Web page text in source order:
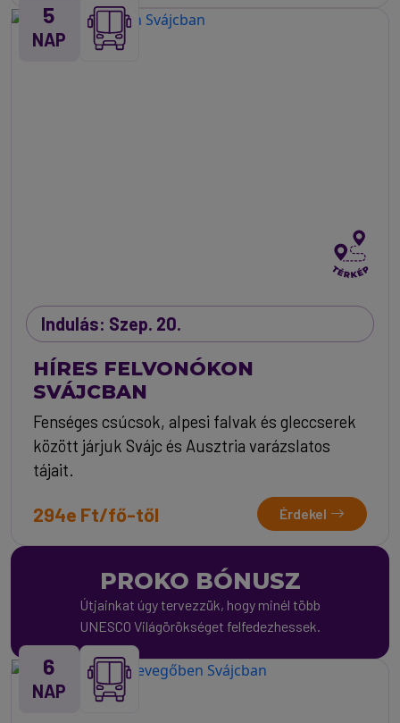
5
NAP
Indulás: Szep. 20.
HÍRES FELVONÓKON
SVÁJCBAN
Fenséges csúcsok, alpesi falvak és gleccserek
között járjuk Svájc és Ausztria varázslatos
tájait.
294e Ft/fő-től Érdekel
PROKO BÓNUSZ
Útjainkat úgy tervezzük, hogy minél több
UNESCO Világörökséget felfedezhessek.
6
NAP